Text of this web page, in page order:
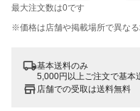
最大注文数は0です
※価格は​店舗や​掲載場所で​異なる​
基本送料のみ
5,000円以上ご注文で基本
店舗での受取は送料無料